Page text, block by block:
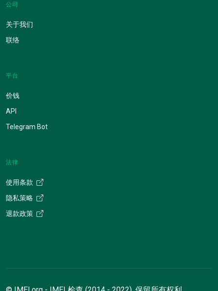
公司
关于我们
联络
平台
价钱
API
Telegram Bot
法律
使用条款
隐私策略
退款政策